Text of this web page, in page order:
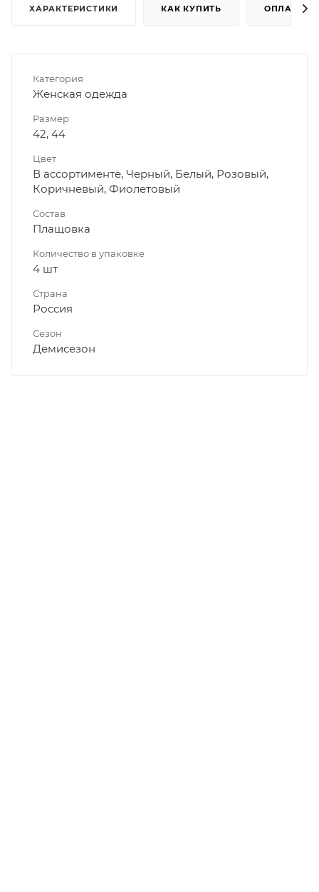
ХАРАКТЕРИСТИКИ КАК КУПИТЬ ОПЛАТА
Категория
Женская одежда
Размер
42, 44
Цвет
В ассортименте, Черный, Белый, Розовый,
Коричневый, Фиолетовый
Состав
Плащовка
Количество в упаковке
4 шт
Страна
Россия
Сезон
Демисезон